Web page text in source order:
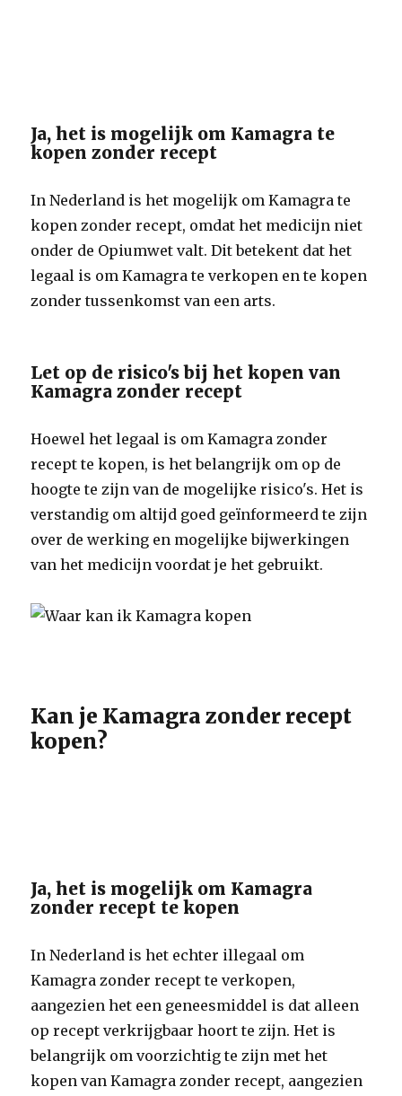
Ja, het is mogelijk om Kamagra te
kopen zonder recept
In Nederland is het mogelijk om Kamagra te
kopen zonder recept, omdat het medicijn niet
onder de Opiumwet valt. Dit betekent dat het
legaal is om Kamagra te verkopen en te kopen
zonder tussenkomst van een arts.
Let op de risico's bij het kopen van
Kamagra zonder recept
Hoewel het legaal is om Kamagra zonder
recept te kopen, is het belangrijk om op de
hoogte te zijn van de mogelijke risico's. Het is
verstandig om altijd goed geïnformeerd te zijn
over de werking en mogelijke bijwerkingen
van het medicijn voordat je het gebruikt.
Kan je Kamagra zonder recept
kopen?
Ja, het is mogelijk om Kamagra
zonder recept te kopen
In Nederland is het echter illegaal om
Kamagra zonder recept te verkopen,
aangezien het een geneesmiddel is dat alleen
op recept verkrijgbaar hoort te zijn. Het is
belangrijk om voorzichtig te zijn met het
kopen van Kamagra zonder recept, aangezien